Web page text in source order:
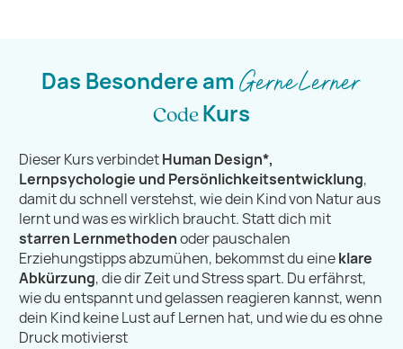
Das Besondere amGerneLerner
Code Kurs
Dieser Kurs verbindetHuman Design*,
Lernpsychologie und Persönlichkeitsentwicklung,
damit du schnell verstehst, wie dein Kind von Natur aus
lernt und was es wirklich braucht. Statt dich mit
starren Lernmethodenoder pauschalen
Erziehungstipps abzumühen, bekommst du eineklare
Abkürzung, die dir Zeit und Stress spart. Du erfährst,
wie du entspannt und gelassen reagieren kannst, wenn
dein Kind keine Lust auf Lernen hat, und wie du es ohne
Druck motivierst